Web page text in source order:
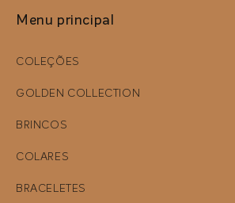
Menu principal
COLEÇÕES
GOLDEN COLLECTION
BRINCOS
COLARES
BRACELETES